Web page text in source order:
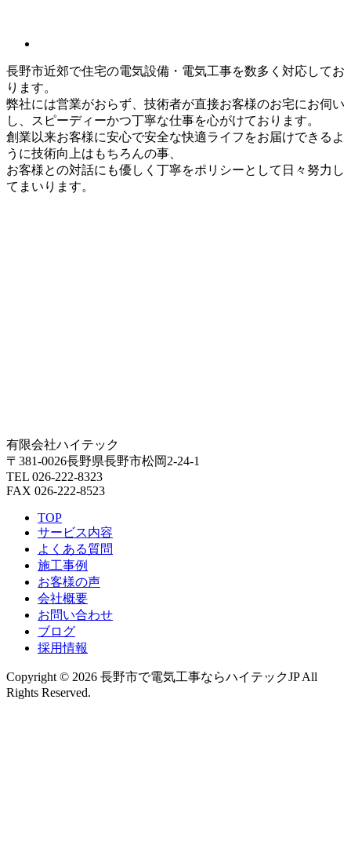
長野市近郊で住宅の電気設備・電気工事を数多く対応してお
ります。
弊社には営業がおらず、技術者が直接お客様のお宅にお伺い
し、スピーディーかつ丁寧な仕事を心がけております。
創業以来お客様に安心で安全な快適ライフをお届けできるよ
うに技術向上はもちろんの事、
お客様との対話にも優しく丁寧をポリシーとして日々努力し
てまいります。
有限会社ハイテック
〒381-0026長野県長野市松岡2-24-1
TEL 026-222-8323
FAX 026-222-8523
TOP
サービス内容
よくある質問
施工事例
お客様の声
会社概要
お問い合わせ
ブログ
採用情報
Copyright © 2026 長野市で電気工事ならハイテックJP All
Rights Reserved.